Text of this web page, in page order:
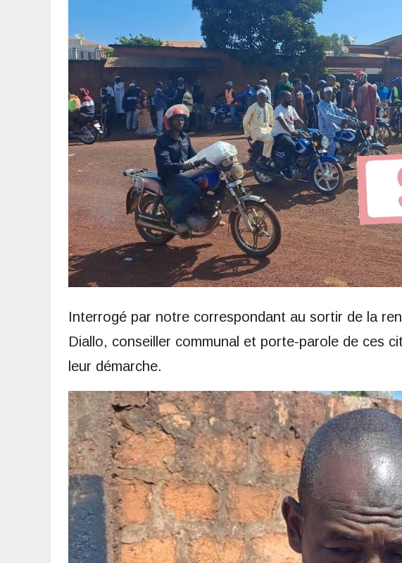
Interrogé par notre correspondant au sortir de la
Diallo, conseiller communal et porte-parole de ces
leur démarche.